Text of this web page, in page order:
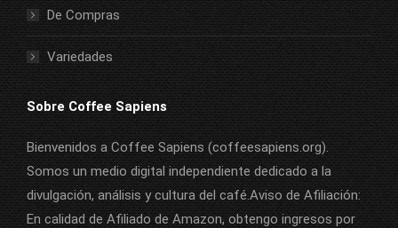
De Compras
Variedades
Sobre Coffee Sapiens
Bienvenidos a Coffee Sapiens (coffeesapiens.org).
Somos un medio digital independiente dedicado a la
divulgación, análisis y cultura del café.Aviso de Afiliación:
En calidad de Afiliado de Amazon, obtengo ingresos por